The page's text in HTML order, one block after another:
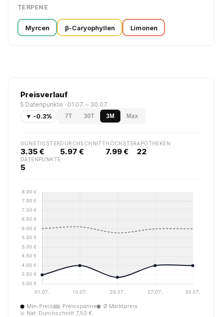
TERPENE
Myrcen β-Caryophyllen Limonen
Preisverlauf
5 Datenpunkte · 01.07. – 30.07.
▼ -0.3%
7T 30T 3M Max
GÜNSTIGSTER
3.35 €
DURCHSCHNITT
5.97 €
HÖCHSTER
7.99 €
APOTHEKEN
22
DATENPUNKTE
5
Min-Preis Preisspanne
Ø Marktpreis
Nat. Durchschnitt 7,50 €